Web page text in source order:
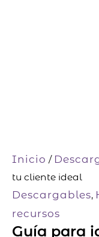
Inicio /
tu cliente ideal
Descargables,
recursos
Guía para